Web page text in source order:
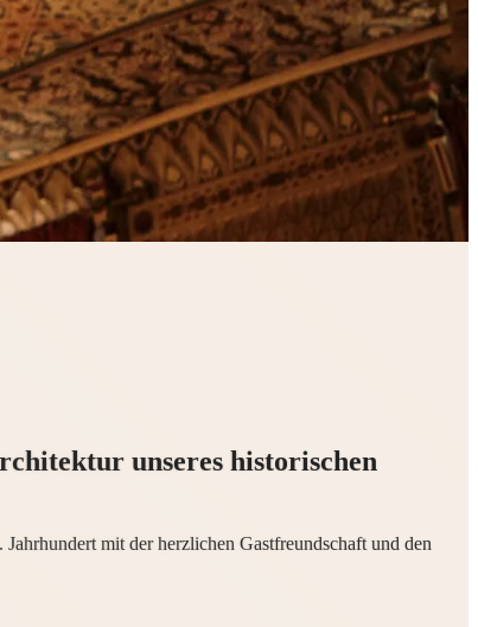
unseres historischen
mit der herzlichen Gastfreundschaft und den